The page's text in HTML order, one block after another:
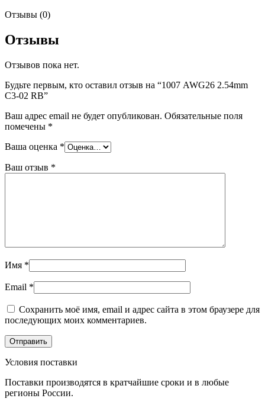
Отзывы (0)
Отзывы
Отзывов пока нет.
Будьте первым, кто оставил отзыв на “1007 AWG26 2.54mm
C3-02 RB”
Ваш адрес email не будет опубликован. Обязательные поля
помечены *
Ваша оценка *
Ваш отзыв *
Имя *
Email *
Сохранить моё имя, email и адрес сайта в этом браузере для
последующих моих комментариев.
Условия поставки
Поставки производятся в кратчайшие сроки и в любые
регионы России.